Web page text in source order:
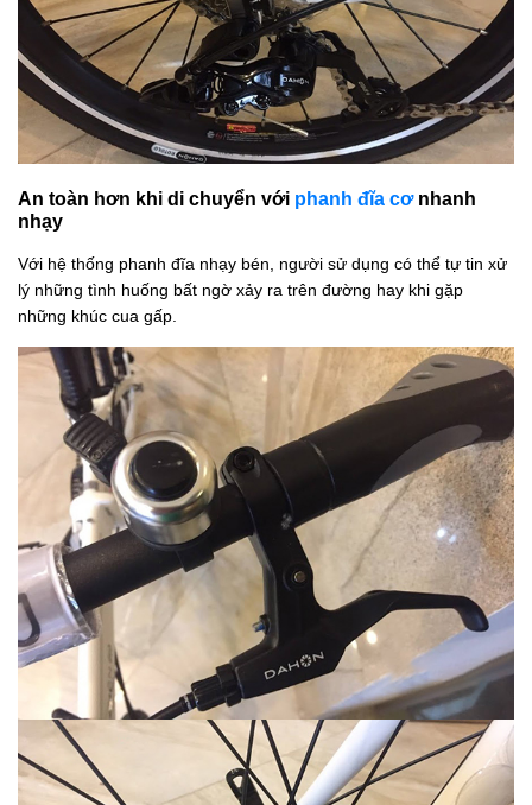
An toàn hơn khi di chuyển với phanh đĩa cơnhanh
nhạy
Với hệ thống phanh đĩa nhạy bén, người sử dụng có thể tự tin xử
lý những tình huống bất ngờ xảy ra trên đường hay khi gặp
những khúc cua gấp.